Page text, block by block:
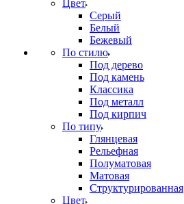
Цвет
Серый
Белый
Бежевый
По стилю
Под дерево
Под камень
Классика
Под металл
Под кирпич
По типу
Глянцевая
Рельефная
Полуматовая
Матовая
Структурированная
Цвет